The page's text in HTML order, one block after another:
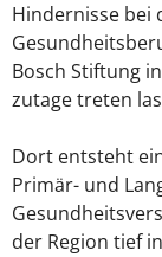
Hindernisse bei
Bosch Stiftung
zutage treten
Dort entsteht
Primär- und
der Region tief